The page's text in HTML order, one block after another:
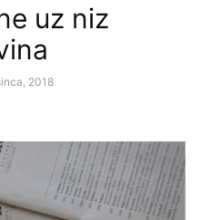
uz niz
2018